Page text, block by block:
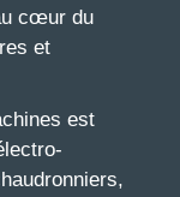
cœur du
et
est